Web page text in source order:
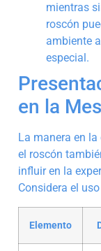
mientras
roscón
ambiente
especial.
en la
La manera en
el roscón
influir en la
Considera el uso
Elemento